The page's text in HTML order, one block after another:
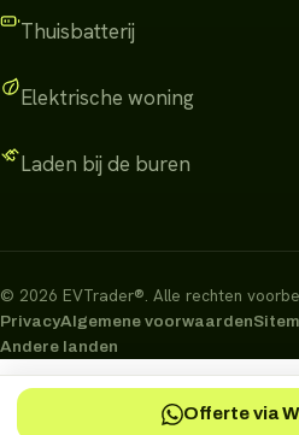
Thuisbatterij
Elektrische woning
Laden bij de buren
© 2026 EVTrader®. Alle rechten
PrivacyAlgemene voorwaarden
Andere landen
Offerte via